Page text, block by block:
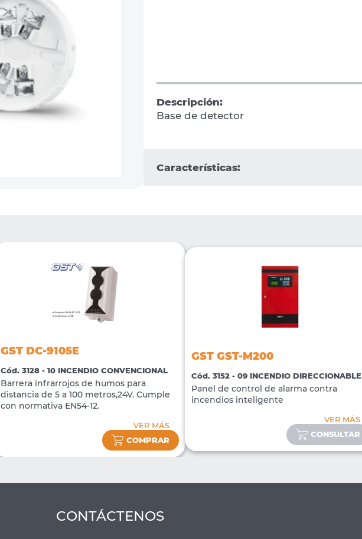
Descripción:
Base de detector
Características:
GST DC-9105E
Cód. 3128 - 10 INCENDIO CONVENCIONAL
Barrera infrarrojos de humos para
distancia de 5 a 100 metros,24V. Cumple
con normativa EN54-12.
VER MÁS
COMPRAR
GST GST-M200
Cód. 3152 - 09 INCENDIO DIRECCIONABLE
Panel de control de alarma contra
incendios inteligente
VER MÁS
CONSULTAR
CONTÁCTENOS